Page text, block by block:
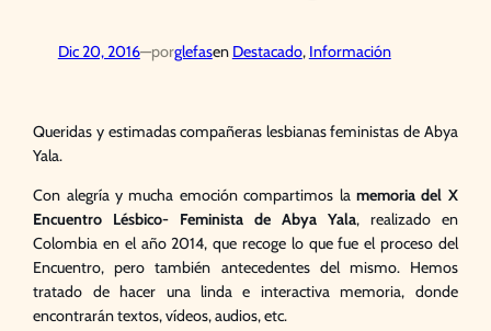
Dic 20, 2016—porglefasen Destacado, Información
Queridas y estimadas compañeras lesbianas feministas de Abya
Yala.
Con alegría y mucha emoción compartimos la memoria del X
Encuentro Lésbico- Feminista de Abya Yala, realizado en
Colombia en el año 2014, que recoge lo que fue el proceso del
Encuentro, pero también antecedentes del mismo. Hemos
tratado de hacer una linda e interactiva memoria, donde
encontrarán textos, vídeos, audios, etc.